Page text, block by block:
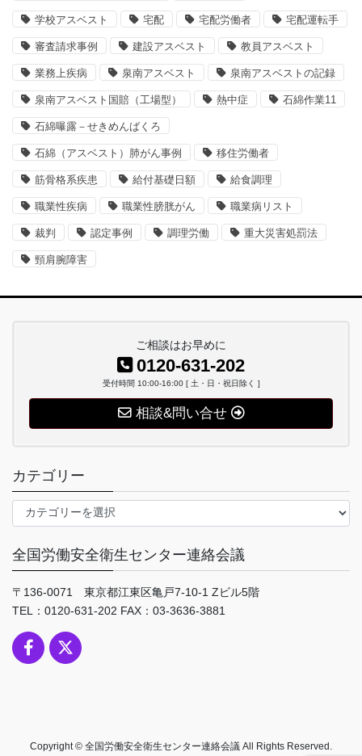
学校アスベスト 宅配 宅配労働者 宅配運転手
審査請求事例 建設アスベスト 教員アスベスト
業務上疾病 泉南アスベスト 泉南アスベストの記録
泉南アスベスト国賠（工場型） 熱中症 石綿作業11
石綿曝露－せきめんばくろ
石綿（アスベスト）肺がん事例 移住労働者
筋骨格系疾患 給付基礎日額 給食調理
職業性疾病 職業性膀胱がん 職業病リスト
裁判 認定事例 調理労働 重大災害処罰法
頸肩腕障害
ご相談はお早めに
0120-631-202
受付時間 10:00-16:00 [ 土・日・祝日除く ]
相談&問い合せ
カテゴリー
テ
リ
ー
全国労働安全衛生センター連絡会議
〒136-0071 東京都江東区亀戸7-10-1 Zビル5階
TEL：0120-631-202 FAX：03-3636-3881
Copyright © 全国労働安全衛生センター連絡会議 All Rights Reserved.